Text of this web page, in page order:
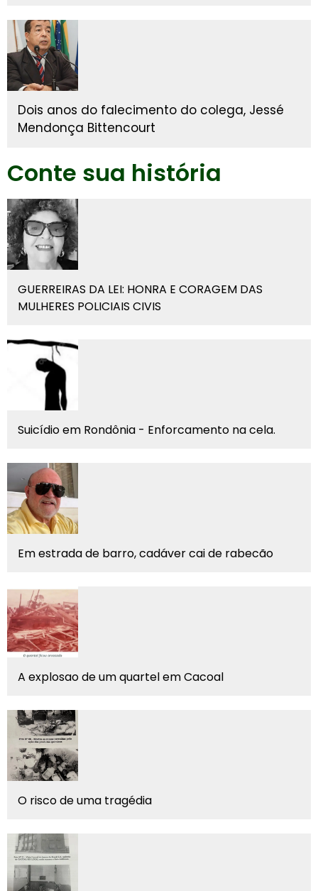
Dois anos do falecimento do colega, Jessé
Mendonça Bittencourt
Conte sua história
GUERREIRAS DA LEI: HONRA E CORAGEM DAS
MULHERES POLICIAIS CIVIS
Suicídio em Rondônia - Enforcamento na cela.
Em estrada de barro, cadáver cai de rabecão
A explosao de um quartel em Cacoal
O risco de uma tragédia